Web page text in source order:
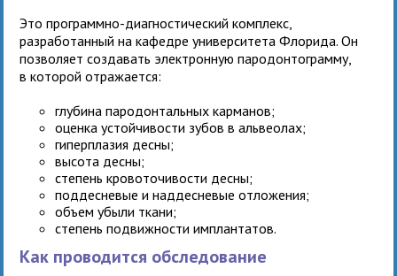
Это программно-диагностический комплекс,
разработанный на кафедре университета Флорида. Он
позволяет создавать электронную пародонтограмму,
в которой отражается:
глубина пародонтальных карманов;
оценка устойчивости зубов в альвеолах;
гиперплазия десны;
высота десны;
степень кровоточивости десны;
поддесневые и наддесневые отложения;
объем убыли ткани;
степень подвижности имплантатов.
Как проводится обследование